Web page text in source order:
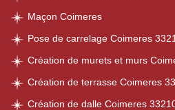
Maçon Coimeres
Pose de carrelage Coimeres
Création de murets et murs
Création de terrasse Coimeres
Création de dalle Coimeres